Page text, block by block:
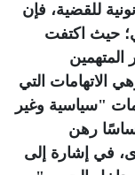
للقضية، فإن
حيث اكتفت
المتهمين
الاتهامات التي
"سياسية وغير
رهن
في إشارة إلى